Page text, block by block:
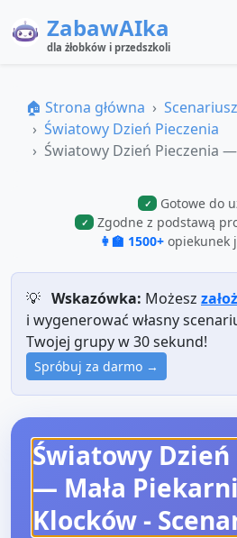
ZabawAIka
dla żłobków i przedszkoli
🏠 Strona główna
Światowy Dzień Pieczenia
Światowy Dzień Pieczenia —
✓ Gotowe do
✓
Zgodne z podstawą
👩‍🏫 1500+ opiekunek
💡 Wskazówka: Możesz
i wygenerować własny
Twojej grupy w 30 sekund!
Spróbuj za darmo →
Światowy Dzień
— Mała
Klocków-